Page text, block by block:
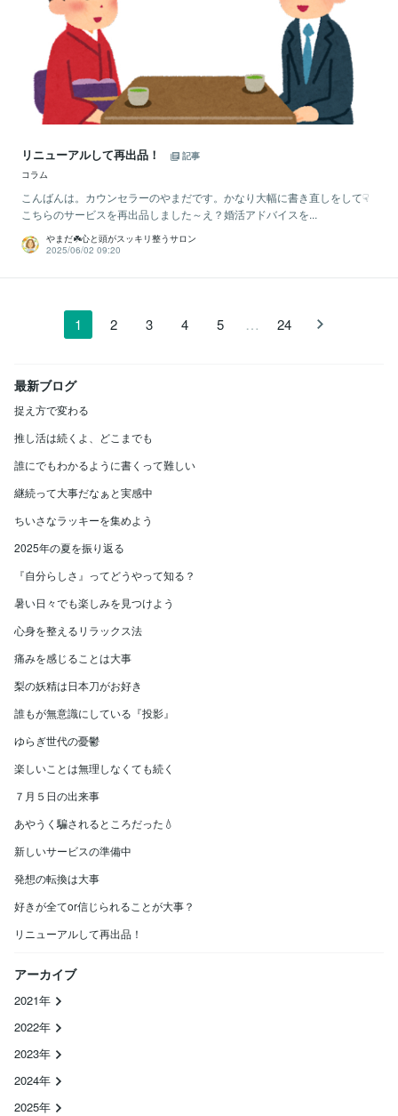
リニューアルして再出品！
記事
コラム
こんばんは。カウンセラーのやまだです。かなり大幅に書き直しをして☟
こちらのサービスを再出品しました～え？婚活アドバイスを...
やまだ☘️心と頭がスッキリ整うサロン
2025/06/02 09:20
1 2 3 4 5 … 24
最新ブログ
捉え方で変わる
推し活は続くよ、どこまでも
誰にでもわかるように書くって難しい
継続って大事だなぁと実感中
ちいさなラッキーを集めよう
2025年の夏を振り返る
『自分らしさ』ってどうやって知る？
暑い日々でも楽しみを見つけよう
心身を整えるリラックス法
痛みを感じることは大事
梨の妖精は日本刀がお好き
誰もが無意識にしている『投影』
ゆらぎ世代の憂鬱
楽しいことは無理しなくても続く
７月５日の出来事
あやうく騙されるところだった💧
新しいサービスの準備中
発想の転換は大事
好きが全てor信じられることが大事？
リニューアルして再出品！
アーカイブ
2021年
2022年
2023年
2024年
2025年